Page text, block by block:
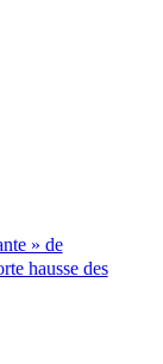
» de
hausse des